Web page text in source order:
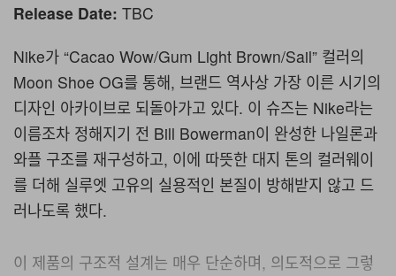
Release Date: TBC
Nike가 “Cacao Wow/Gum Light Brown/Sail” 컬러의
Moon Shoe OG를 통해, 브랜드 역사상 가장 이른 시기의
디자인 아카이브로 되돌아가고 있다. 이 슈즈는 Nike라는
이름조차 정해지기 전 Bill Bowerman이 완성한 나일론과
와플 구조를 재구성하고, 이에 따뜻한 대지 톤의 컬러웨이
를 더해 실루엣 고유의 실용적인 본질이 방해받지 않고 드
러나도록 했다.
이 제품의 구조적 설계는 매우 단순하며, 의도적으로 그렇